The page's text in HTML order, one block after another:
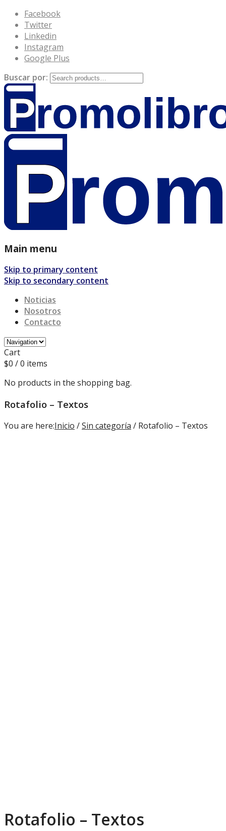
Facebook
Twitter
Linkedin
Instagram
Google Plus
Buscar por:
Main menu
Skip to primary content
Skip to secondary content
Noticias
Nosotros
Contacto
Cart
$0 / 0 items
No products in the shopping bag.
Rotafolio – Textos
You are here:Inicio /Sin categoría / Rotafolio – Textos
Rotafolio – Textos